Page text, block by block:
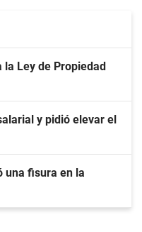
la Ley de Propiedad
y pidió elevar el
una fisura en la